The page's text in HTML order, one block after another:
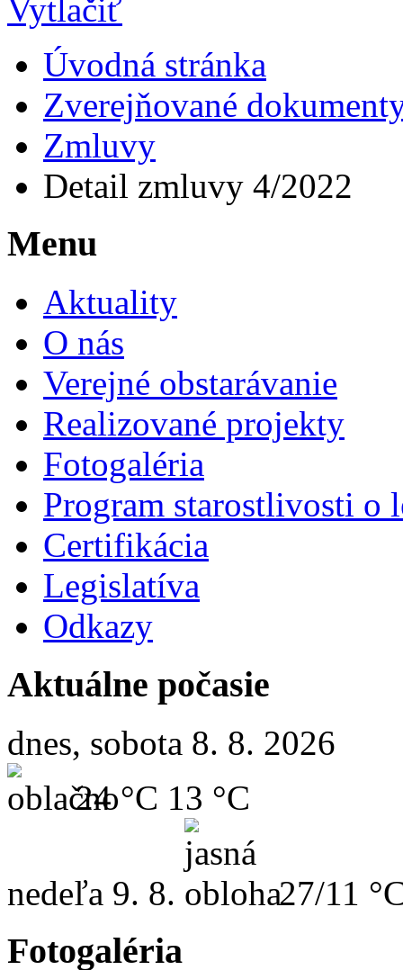
Úvodná stránka
Zverejňované
Zmluvy
Detail zmluvy 4/2022
Menu
Aktuality
O nás
Verejné obstarávanie
Realizované projekty
Fotogaléria
Program starostlivosti o
Certifikácia
Legislatíva
Odkazy
Aktuálne počasie
dnes, sobota 8. 8. 2026
24 °C 13 °C
nedeľa 9. 8. 27/11
Fotogaléria